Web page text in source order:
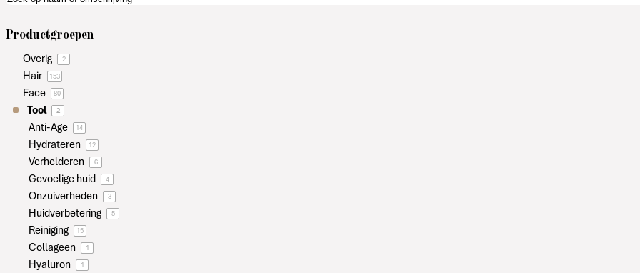
Productgroepen
Overig 2
Hair 153
Face 80
Tool 2
Anti-Age 14
Hydrateren 12
Verhelderen 6
Gevoelige huid 4
Onzuiverheden 3
Huidverbetering 5
Reiniging 15
Collageen 1
Hyaluron 1